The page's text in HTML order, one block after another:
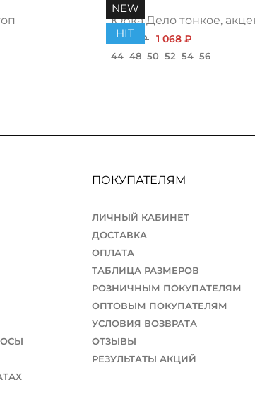
NEW
HIT
Юбка Дело тонкое,
1 200 ₽ 1 068 ₽
44 48 50 52 54 56
ПОКУПАТЕЛЯМ
ЛИЧНЫЙ КАБИНЕТ
ДОСТАВКА
ОПЛАТА
ТАБЛИЦА РАЗМЕРОВ
РОЗНИЧНЫМ ПОКУПАТЕЛЯМ
ОПТОВЫМ ПОКУПАТЕЛЯМ
УСЛОВИЯ ВОЗВРАТА
ОТЗЫВЫ
РЕЗУЛЬТАТЫ АКЦИЙ